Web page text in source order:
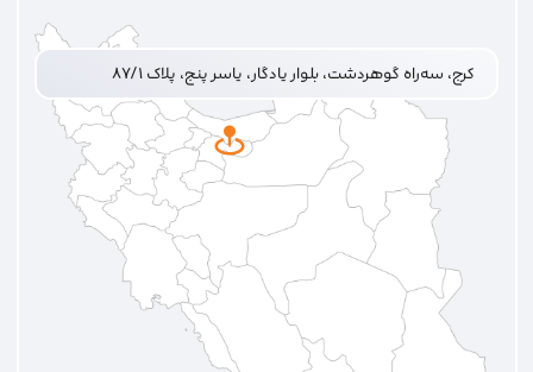
کرج، سه‌راه گوهردشت، بلوار یادگار، یاسر پنج، پلاک ۸۷/۱